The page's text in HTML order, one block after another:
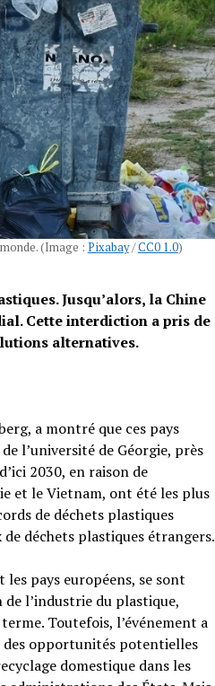
(Image : Pixabay/CC0 1.0)
Jusqu’alors, la Chine
Cette interdiction a pris de
alternatives.
a montré que ces pays
l’université de Géorgie, près
2030, en raison de
et le Vietnam, ont été les plus
de déchets plastiques
déchets plastiques étrangers.
pays européens, se sont
de l’industrie du plastique,
Toutefois, l’événement a
des opportunités potentielles
domestique dans les